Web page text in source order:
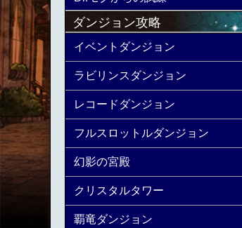
ダンジョン攻略
イベントダンジョン
ラビリンスダンジョン
レコードダンジョン
フルスロットルダンジョン
幻影の宮殿
クリスタルタワー
覇竜ダンジョン